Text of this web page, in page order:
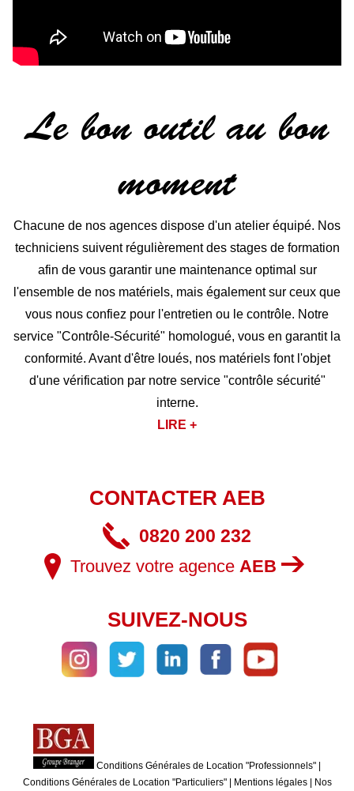
Le bon outil au bon
moment
Chacune de nos agences dispose d'un atelier équipé. Nos
techniciens suivent régulièrement des stages de formation
afin de vous garantir une maintenance optimal sur
l'ensemble de nos matériels, mais également sur ceux que
vous nous confiez pour l'entretien ou le contrôle. Notre
service "Contrôle-Sécurité" homologué, vous en garantit la
conformité. Avant d'être loués, nos matériels font l'objet
d'une vérification par notre service "contrôle sécurité"
interne.
LIRE +
CONTACTER AEB
0820 200 232
Trouvez votre agence AEB
SUIVEZ-NOUS
Conditions Générales de Location "Professionnels"
Conditions Générales de Location "Particuliers"| Mentions légales| Nos